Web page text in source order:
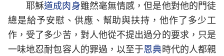
耶穌道成肉身雖然毫無情感，但是他對他的門徒
總是給予安慰、供應、幫助與扶持，他作了多少工
作，受了多少苦，對人他從不提出過分的要求，只是
一味地忍耐包容人的罪過，以至于恩典時代的人都親